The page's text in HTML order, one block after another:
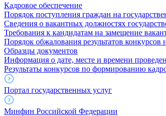
Кадровое обеспечение
Порядок поступления граждан на
Сведения о вакантных должностях
Требования к кандидатам на замещение
Порядок обжалования результатов
Образцы документов
Информация о дате, месте и времени
Результаты конкурсов по формированию
Портал государственных услуг
Минфин Российской Федерации